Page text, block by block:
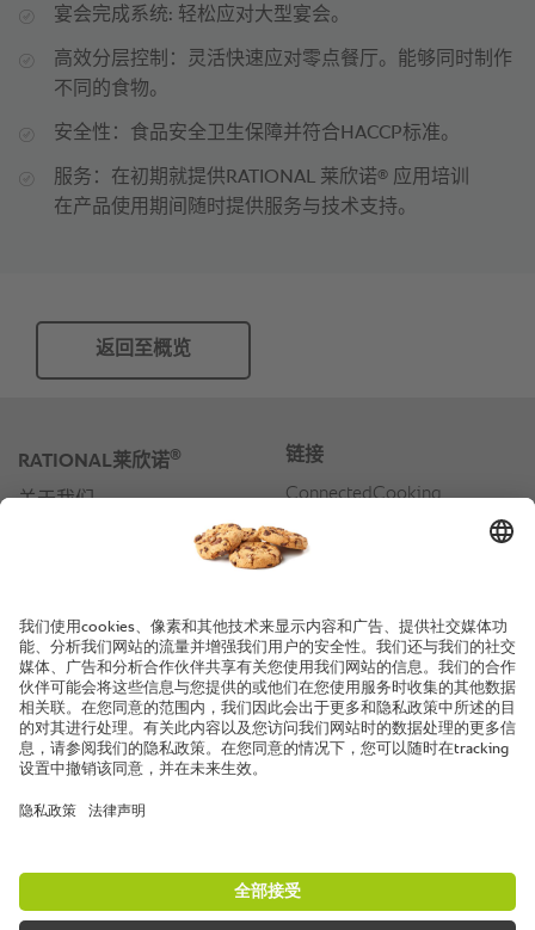
宴会完成系统: 轻松应对大型宴会。
高效分层控制：灵活快速应对零点餐厅。能够同时制作
不同的食物。
安全性：食品安全卫生保障并符合HACCP标准。
服务：在初期就提供RATIONAL 莱欣诺® 应用培训
在产品使用期间随时提供服务与技术支持。
返回至概览